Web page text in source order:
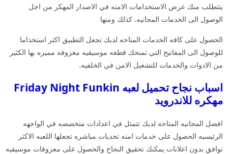
يتتطلب منك عرض الاستخدامات الامنه في الاصدار المهكر من اجل
الوصول الى الخدمات المجانيه. كذلك ومنها
الحصول على كافه الخدمات المتاحه لديك تجعل التطبيق اكثر استخداما
للوصول الى المفاتيح التي تمنحك قطعه موسيقيه معزوفه مميزه بها الكثير
من الادوات والخدمات للتشغيل الامن في الخلفيه.
اسباب نجاح تحميل لعبه Friday Night Funkin
مهكره للاندرويد
افضل المجانيه المتاحه لديك تتمثل في اعدادات متخصصه في الواجهه
الرئيسيه الحصول على خدمات امنه تحديات مباشره تجعلها اللعبه الاكثر
توافق بدون اعلانات يمكنك تحقيق النجاح والحصول على معزوفات موسيقيه